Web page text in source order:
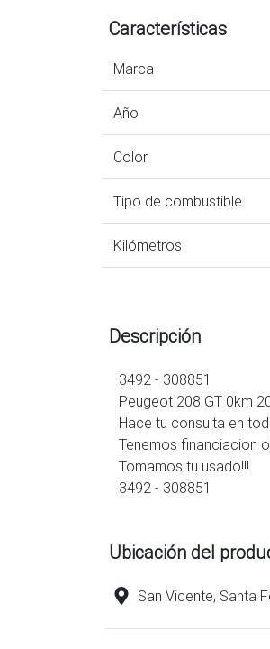
Características
Marca
Año
Color
Tipo de combustible
Kilómetros
Descripción
3492 - 308851
Peugeot 208 GT 0km
Hace tu consulta en
Tenemos financiacion
Tomamos tu usado!!!
3492 - 308851
Ubicación del
San Vicente, Santa